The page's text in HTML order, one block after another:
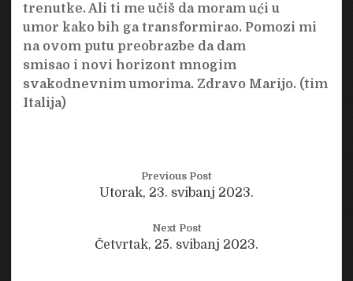
trenutke. Ali ti me učiš da moram ući u
umor kako bih ga transformirao. Pomozi mi
na ovom putu preobrazbe da dam
smisao i novi horizont mnogim
svakodnevnim umorima. Zdravo Marijo. (tim
Italija)
Previous Post
Utorak, 23. svibanj 2023.
Next Post
Četvrtak, 25. svibanj 2023.